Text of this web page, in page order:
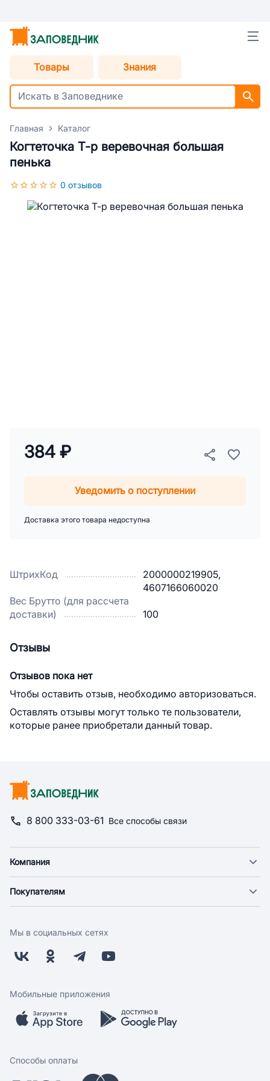
Товары Знания
Главная Каталог
Когтеточка Т-р веревочная большая
пенька
0 отзывов
ШтрихКод
2000000219905,
4607166060020
Вес Брутто (для рассчета
доставки)
100
384 ₽
Уведомить о поступлении
Доставка этого товара недоступна
Отзывы
Отзывов пока нет
Чтобы оставить отзыв, необходимо авторизоваться.
Оставлять отзывы могут только те пользователи,
которые ранее приобретали данный товар.
8 800 333-03-61 Все способы связи
Компания
Новости
Поставщикам
Заводчикам
Обратная связь
Покупателям
Оплата
Бонусная программа
Скидки и акции
Мобильное приложение
Мы в социальных сетях
Мобильные приложения
Способы оплаты